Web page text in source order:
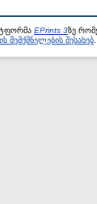
EPrints 3ზე
შესახებ.